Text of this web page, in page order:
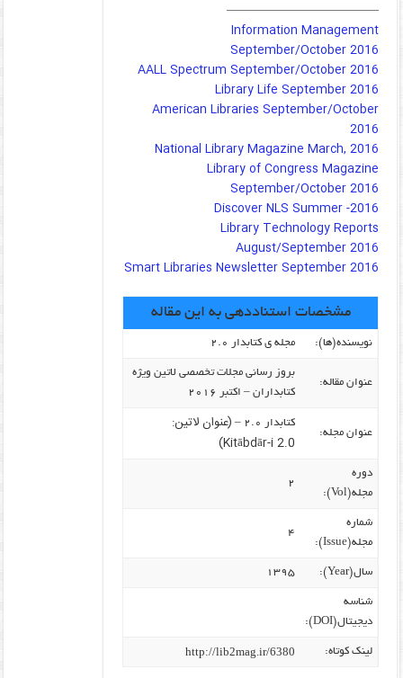
—————————————
Information Management
September/October 2016
AALL Spectrum September/October 2016
Library Life September 2016
American Libraries September/October
2016
National Library Magazine March, 2016
Library of Congress Magazine
September/October 2016
Discover NLS Summer -2016
Library Technology Reports
August/September 2016
Smart Libraries Newsletter September 2016
مشخصات استناددهی به این مقاله
نویسنده‌(ها): مجله ی کتابدار ۲.۰
عنوان مقاله:
بروز رسانی مجلات تخصصی لاتین ویژه
کتابداران – اکتبر ۲۰۱۶‎
عنوان مجله:
کتابدار ۲.۰ –
(عنوان لاتین:
Kitābdār-i 2.0)
دوره
مجله(Vol):
۲
شماره
مجله(Issue):
۴
سال(Year): ۱۳۹۵
شناسه
دیجیتال(DOI):
لینک کوتاه: http://lib2mag.ir/6380